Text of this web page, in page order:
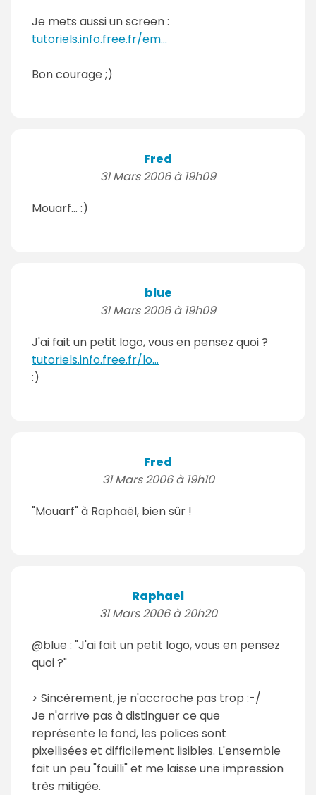
Je mets aussi un screen :
tutoriels.info.free.fr/em...
Bon courage ;)
Fred
31 Mars 2006 à 19h09
Mouarf... :)
blue
31 Mars 2006 à 19h09
J'ai fait un petit logo, vous en pensez quoi ?
tutoriels.info.free.fr/lo...
:)
Fred
31 Mars 2006 à 19h10
"Mouarf" à Raphaël, bien sûr !
Raphael
31 Mars 2006 à 20h20
@blue : "J'ai fait un petit logo, vous en pensez
quoi ?"
> Sincèrement, je n'accroche pas trop :-/
Je n'arrive pas à distinguer ce que
représente le fond, les polices sont
pixellisées et difficilement lisibles. L'ensemble
fait un peu "fouilli" et me laisse une impression
très mitigée.